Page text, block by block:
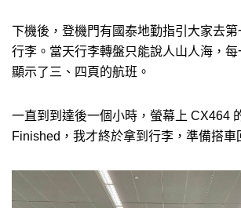
下機後，登機門有國泰地勤指引大家去
行李。當天行李轉盤只能說人山人海，
顯示了三、四頁的航班。
一直到到達後一個小時，螢幕上 CX464
Finished，我才終於拿到行李，準備搭車